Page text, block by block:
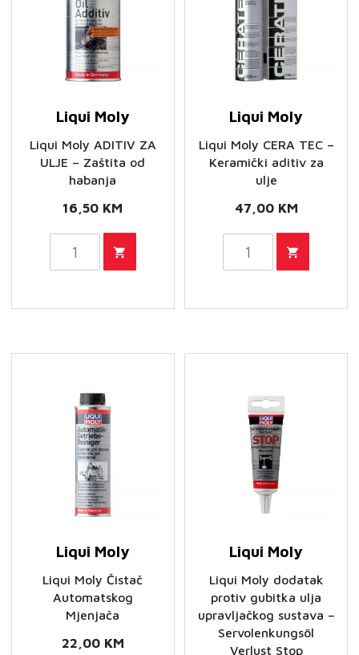
Liqui Moly
Liqui Moly ADITIV ZA
ULJE – Zaštita od
habanja
16,50 KM
Liqui
Moly
Zaštita
habanja
količina
Liqui Moly
Liqui Moly CERA TEC –
Keramički aditiv za
ulje
47,00 KM
Liqui
Moly
aditiv
količina
Liqui Moly
Liqui Moly Čistač
Automatskog
Mjenjača
22,00 KM
Liqui Moly
Liqui Moly dodatak
protiv gubitka ulja
upravljačkog sustava –
Servolenkungsöl
Verlust Stop